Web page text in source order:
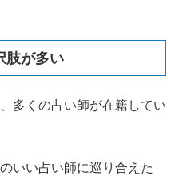
肢が多い
多くの占い師が在籍してい
いい占い師に巡り合えた